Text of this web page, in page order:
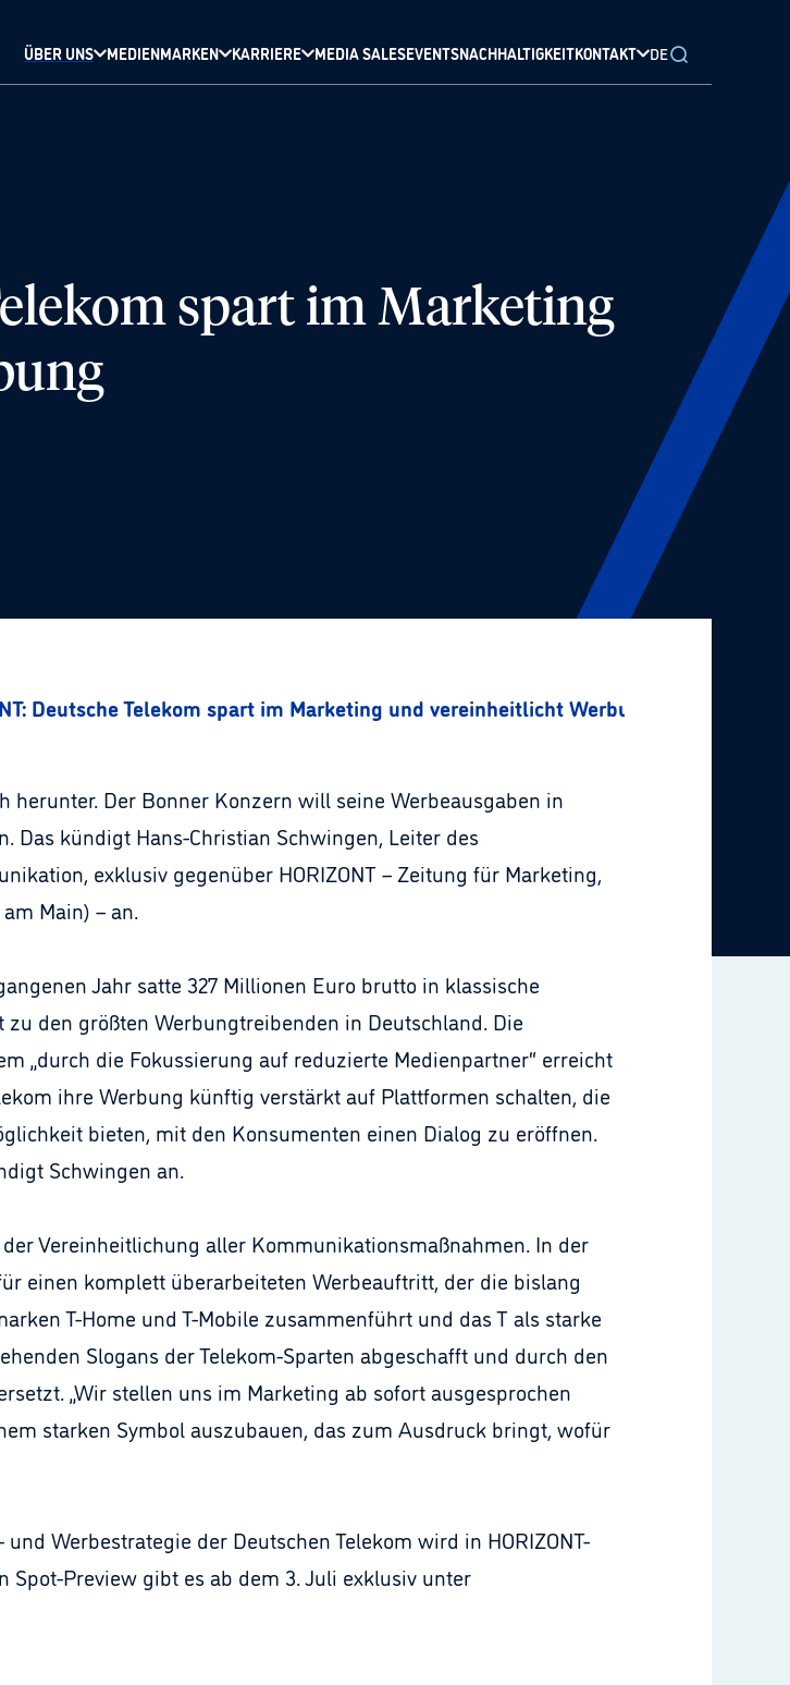
ÜBER UNS MEDIENMARKEN KARRIERE MEDIA SALESEVENTSNACHHALTIGKEITKONTAKT DE
spart im Marketing
Deutsche Telekom spart im Marketing und vereinheitlicht Werbung
Der Bonner Konzern will seine Werbeausgaben in
kündigt Hans-Christian Schwingen, Leiter des
exklusiv gegenüber HORIZONT – Zeitung für Marketing,
Main) – an.
Jahr satte 327 Millionen Euro brutto in klassische
den größten Werbungtreibenden in Deutschland. Die
„durch die Fokussierung auf reduzierte Medienpartner“ erreicht
ihre Werbung künftig verstärkt auf Plattformen schalten, die
bieten, mit den Konsumenten einen Dialog zu eröffnen.
Schwingen an.
Vereinheitlichung aller Kommunikationsmaßnahmen. In der
einen komplett überarbeiteten Werbeauftritt, der die bislang
T-Home und T-Mobile zusammenführt und das T als starke
Slogans der Telekom-Sparten abgeschafft und durch den
„Wir stellen uns im Marketing ab sofort ausgesprochen
starken Symbol auszubauen, das zum Ausdruck bringt, wofür
Werbestrategie der Deutschen Telekom wird in HORIZONT-
Spot-Preview gibt es ab dem 3. Juli exklusiv unter